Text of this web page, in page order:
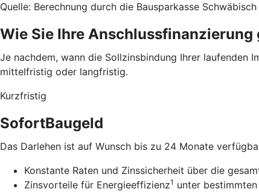
Quelle: Berechnung durch die Bausparkasse
Wie Sie Ihre Anschlussfinanzierung
Je nachdem, wann die Sollzinsbindung Ihrer laufenden
mittelfristig oder langfristig.
Kurzfristig
SofortBaugeld
Das Darlehen ist auf Wunsch bis zu 24 Monate
Konstante Raten und Zinssicherheit über die
Zinsvorteile für Energieeffizienz1 unter